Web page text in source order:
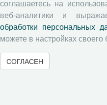
Журналы ВолНЦ РАН
Экономические и
Проблемы развития
соглашаетесь на
веб-аналитики и
обработки персональных
можете в настройках своего
СОГЛАСЕН